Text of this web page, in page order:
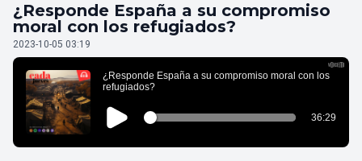
¿Responde España a su compromiso
moral con los refugiados?
2023-10-05 03:19